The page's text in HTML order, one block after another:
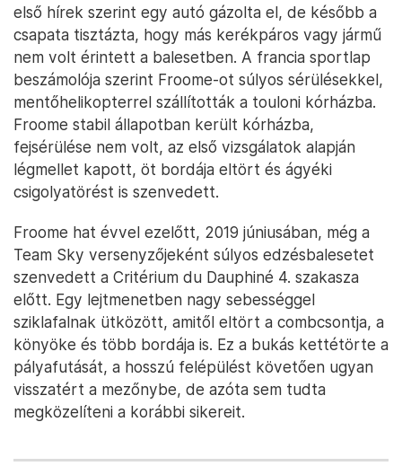
első hírek szerint egy autó gázolta el, de később a
csapata tisztázta, hogy más kerékpáros vagy jármű
nem volt érintett a balesetben. A francia sportlap
beszámolója szerint Froome-ot súlyos sérülésekkel,
mentőhelikopterrel szállították a touloni kórházba.
Froome stabil állapotban került kórházba,
fejsérülése nem volt, az első vizsgálatok alapján
légmellet kapott, öt bordája eltört és ágyéki
csigolyatörést is szenvedett.
Froome hat évvel ezelőtt, 2019 júniusában, még a
Team Sky versenyzőjeként súlyos edzésbalesetet
szenvedett a Critérium du Dauphiné 4. szakasza
előtt. Egy lejtmenetben nagy sebességgel
sziklafalnak ütközött, amitől eltört a combcsontja, a
könyöke és több bordája is. Ez a bukás kettétörte a
pályafutását, a hosszú felépülést követően ugyan
visszatért a mezőnybe, de azóta sem tudta
megközelíteni a korábbi sikereit.